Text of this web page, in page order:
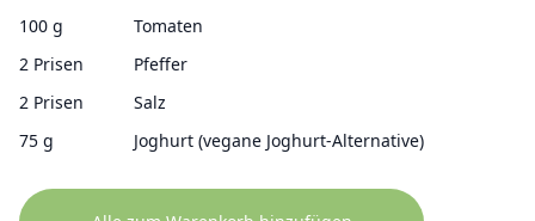
100 g
Tomaten
2 Prisen
Pfeffer
2 Prisen
Salz
75 g
Joghurt (vegane Joghurt-Alternative)